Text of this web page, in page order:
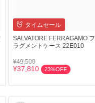
タイムセール
SALVATORE FERRAGAMO フ
ラグメントケース 22E010
¥49,500
¥37,810 23%OFF